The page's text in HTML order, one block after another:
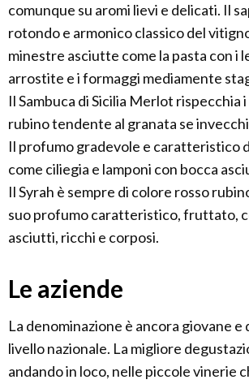
comunque su aromi lievi e delicati. Il
rotondo e armonico classico del
minestre asciutte come la pasta con i
arrostite e i formaggi mediamente
Il Sambuca di Sicilia Merlot rispecchia
rubino tendente al granata se
Il profumo gradevole e caratteristico
come ciliegia e lamponi con bocca
Il Syrah è sempre di colore rosso
suo profumo caratteristico, fruttato,
asciutti, ricchi e corposi.
Le aziende
La denominazione è ancora giovane e
livello nazionale. La migliore
andando in loco, nelle piccole vinerie